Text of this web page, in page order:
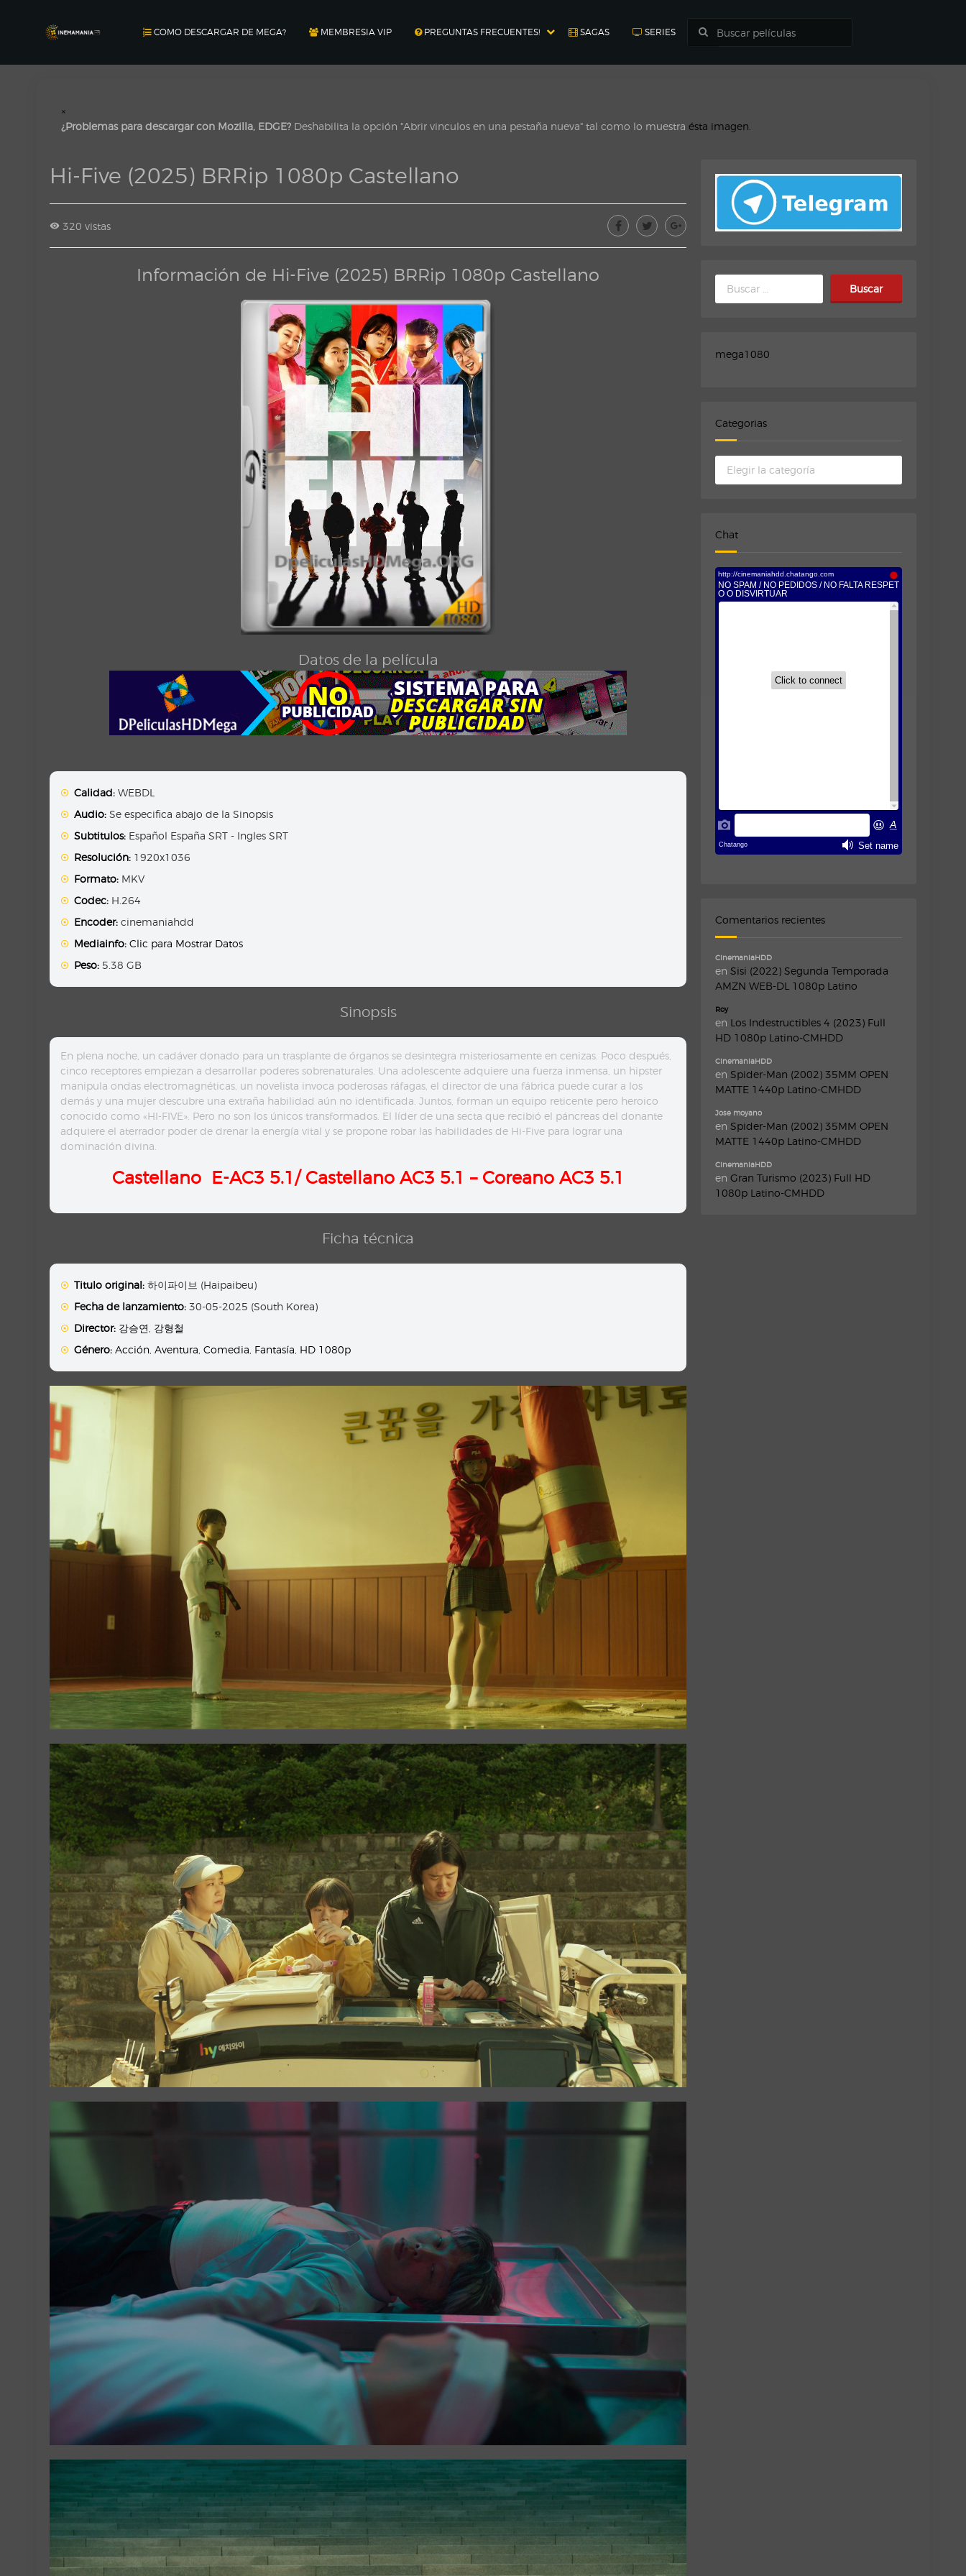
COMO DESCARGAR DE MEGA? MEMBRESIA VIP PREGUNTAS FRECUENTES! SAGAS SERIES
×
¿Problemas para descargar con Mozilla, EDGE? Deshabilita la opción "Abrir vinculos en una pestaña nueva" tal como lo muestra ésta imagen.
Hi-Five (2025) BRRip 1080p Castellano
320 vistas
Información de Hi-Five (2025) BRRip 1080p Castellano
Datos de la película
Calidad: WEBDL
Audio: Se especifica abajo de la Sinopsis
Subtitulos: Español España SRT - Ingles SRT
Resolución: 1920x1036
Formato: MKV
Codec: H.264
Encoder: cinemaniahdd
Mediainfo: Clic para Mostrar Datos
Peso: 5.38 GB
Sinopsis
En plena noche, un cadáver donado para un trasplante de órganos se desintegra misteriosamente en cenizas. Poco después,
cinco receptores empiezan a desarrollar poderes sobrenaturales. Una adolescente adquiere una fuerza inmensa, un hipster
manipula ondas electromagnéticas, un novelista invoca poderosas ráfagas, el director de una fábrica puede curar a los
demás y una mujer descubre una extraña habilidad aún no identificada. Juntos, forman un equipo reticente pero heroico
conocido como «HI-FIVE». Pero no son los únicos transformados. El líder de una secta que recibió el páncreas del donante
adquiere el aterrador poder de drenar la energía vital y se propone robar las habilidades de Hi-Five para lograr una
dominación divina.
Castellano E-AC3 5.1/ Castellano AC3 5.1 – Coreano AC3 5.1
Ficha técnica
Titulo original: 하이파이브 (Haipaibeu)
Fecha de lanzamiento: 30-05-2025 (South Korea)
Director: 강승연 강형철
Género: Acción ,Aventura ,Comedia Fantasía HD 1080p
Buscar:
mega1080
Categorias
Categorias
Chat
Comentarios recientes
CinemaniaHDD
en Sisi (2022) Segunda Temporada
AMZN WEB-DL 1080p Latino
Roy
en Los Indestructibles 4 (2023) Full
HD 1080p Latino-CMHDD
CinemaniaHDD
en Spider-Man (2002) 35MM OPEN
MATTE 1440p Latino-CMHDD
Jose moyano
en Spider-Man (2002) 35MM OPEN
MATTE 1440p Latino-CMHDD
CinemaniaHDD
en Gran Turismo (2023) Full HD
1080p Latino-CMHDD